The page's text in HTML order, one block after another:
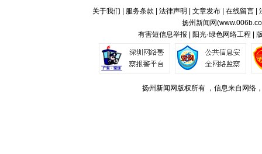
关于我们 服务条款 法律声明 文章发布| 在线留言|
扬州新闻网(
有害短信息举报 | 阳光·绿色网络工程 |
扬州新闻网版权所有 ，信息来自网络